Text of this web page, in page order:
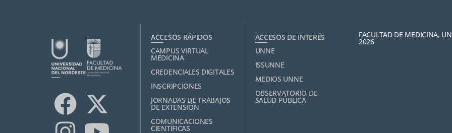
ACCESOS RÁPIDOS
CAMPUS VIRTUAL
MEDICINA
CREDENCIALES DIGITALES
INSCRIPCIONES
JORNADAS DE TRABAJOS
DE EXTENSIÓN
COMUNICACIONES
CIENTÍFICAS
ACCESOS DE INTERÉS
UNNE
ISSUNNE
MEDIOS UNNE
OBSERVATORIO DE
SALUD PÚBLICA
FACULTAD DE MEDICINA,
2026